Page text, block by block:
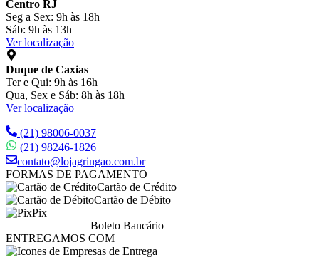
Centro RJ
Seg a Sex: 9h às 18h
Sáb: 9h às 13h
Ver localização
Duque de Caxias
Ter e Qui: 9h às 16h
Qua, Sex e Sáb: 8h às 18h
Ver localização
(21) 98006-0037
(21) 98246-1826
contato@lojagringao.com.br
FORMAS DE PAGAMENTO
Cartão de Crédito
Cartão de Débito
Pix
Boleto Bancário
ENTREGAMOS COM